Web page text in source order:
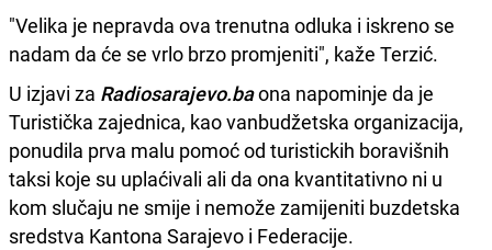
"Velika je nepravda ova trenutna odluka i iskreno se
nadam da će se vrlo brzo promjeniti", kaže Terzić.
U izjavi za Radiosarajevo.baona napominje da je
Turistička zajednica, kao vanbudžetska organizacija,
ponudila prva malu pomoć od turistickih boravišnih
taksi koje su uplaćivali ali da ona kvantitativno ni u
kom slučaju ne smije i nemože zamijeniti buzdetska
sredstva Kantona Sarajevo i Federacije.